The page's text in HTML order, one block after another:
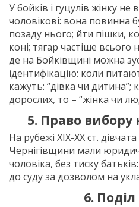
У бойків і гуцулів жінку
чоловікові: вона повинна
позаду нього; йти пішки,
коні; тягар частіше всього
де на Бойківщині можна
ідентифікацію: коли
кажуть: “дівка чи дитина”;
дорослих, то – “жінка чи
5. Право
На рубежі ХІХ-ХХ ст.
Чернігівщини мали
чоловіка, без тиску
до суду за дозволом на
6.